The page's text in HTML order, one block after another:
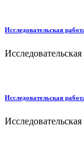
Исследовательская
Исследовательская